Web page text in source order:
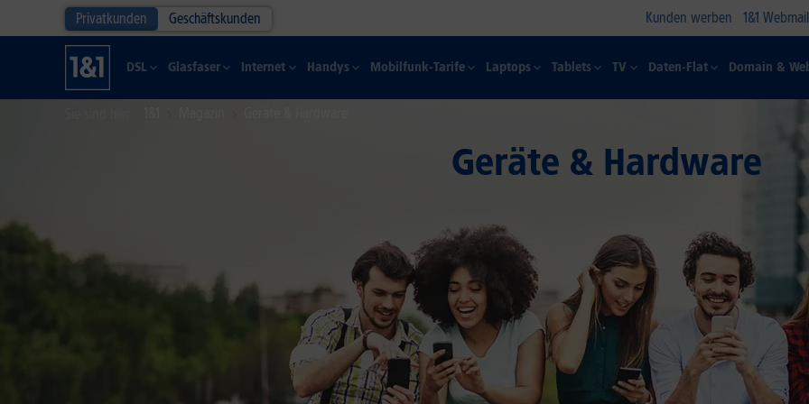
Privatkunden Geschäftskunden Kunden werben 1&1
DSL Glasfaser Internet Handys Mobilfunk-Tarife Laptops Tablets TV Daten-Flat Domain &
Geräte & Hardware